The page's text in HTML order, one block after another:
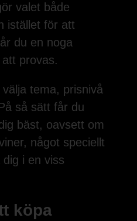
valet både
istället för att
du en noga
provas.
tema, prisnivå
så sätt får du
bäst, oavsett om
något speciellt
i en viss
köpa